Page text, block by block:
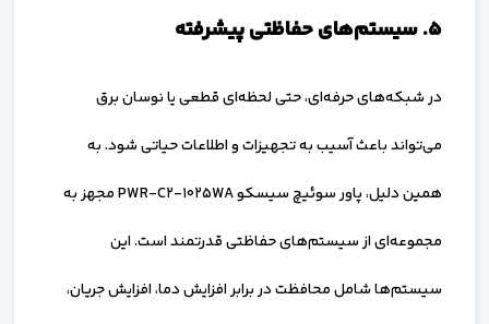
۵. سیستم‌های حفاظتی پیشرفته
در شبکه‌های حرفه‌ای، حتی لحظه‌ای قطعی یا نوسان برق
می‌تواند باعث آسیب به تجهیزات و اطلاعات حیاتی شود. به
همین دلیل، پاور سوئیچ سیسکو PWR-C2-1025WA مجهز به
مجموعه‌ای از سیستم‌های حفاظتی قدرتمند است. این
سیستم‌ها شامل محافظت در برابر افزایش دما، افزایش جریان،